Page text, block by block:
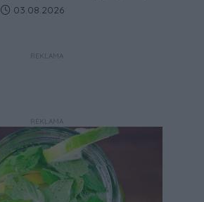
Projekt zaostrza też zasady
Data dodania artykułu:
03.08.2026
REKLAMA
REKLAMA